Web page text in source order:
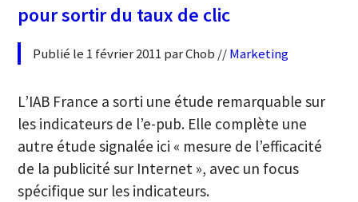
pour sortir du taux de clic
Publié le 1 février 2011 par Chob //Marketing
L’IAB France a sorti une étude remarquable sur
les indicateurs de l’e-pub. Elle complète une
autre étude signalée ici « mesure de l’efficacité
de la publicité sur Internet », avec un focus
spécifique sur les indicateurs.